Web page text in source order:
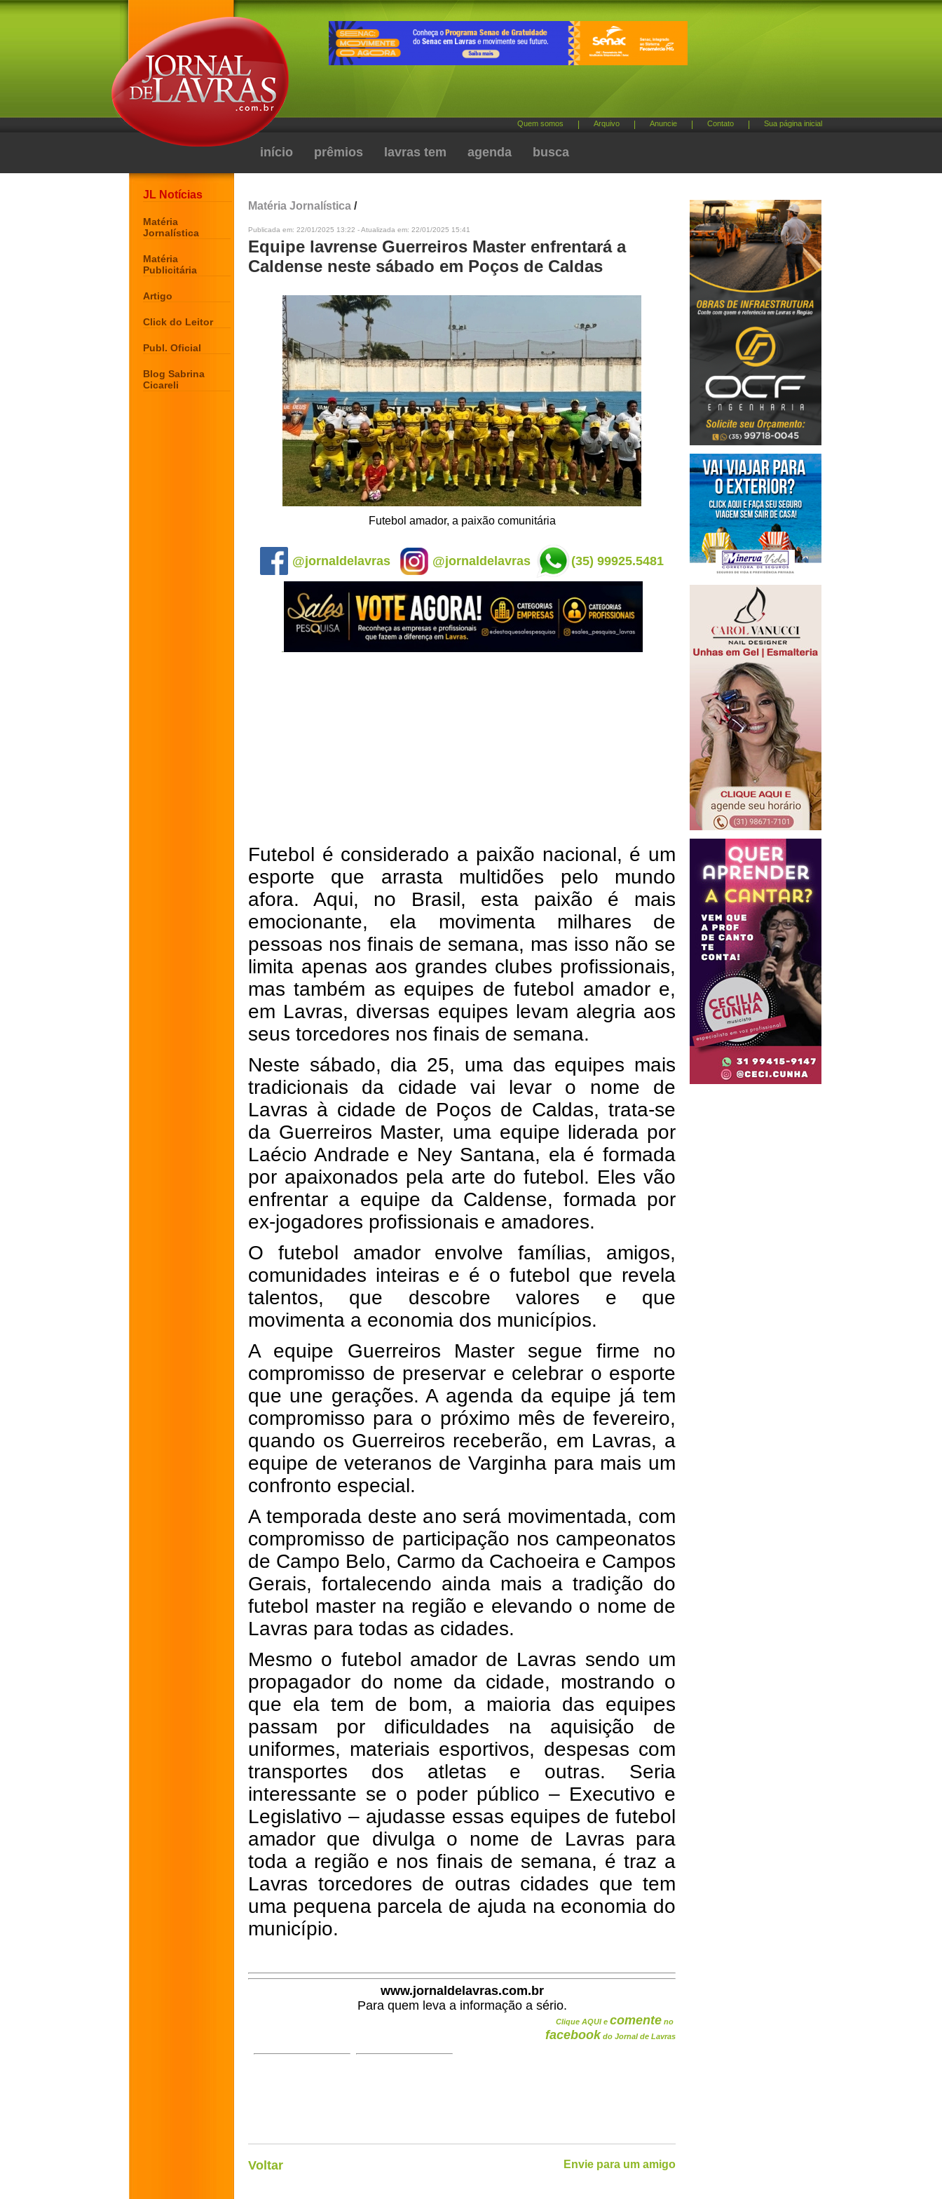
Quem somos Arquivo Anuncie Contato Sua página inicial
início prêmios lavras tem agenda busca
JL Notícias
Matéria
Jornalística
Matéria
Publicitária
Artigo
Click do Leitor
Publ. Oficial
Blog Sabrina
Cicareli
Matéria Jornalística /
Publicada em: 22/01/2025 13:22 - Atualizada em: 22/01/2025 15:41
Equipe lavrense Guerreiros Master enfrentará a
Caldense neste sábado em Poços de Caldas
Futebol amador, a paixão comunitária
@jornaldelavras @jornaldelavras (35) 99925.5481
Futebol é considerado a paixão nacional, é um
esporte que arrasta multidões pelo mundo
afora. Aqui, no Brasil, esta paixão é mais
emocionante, ela movimenta milhares de
pessoas nos finais de semana, mas isso não se
limita apenas aos grandes clubes profissionais,
mas também as equipes de futebol amador e,
em Lavras, diversas equipes levam alegria aos
seus torcedores nos finais de semana.
Neste sábado, dia 25, uma das equipes mais
tradicionais da cidade vai levar o nome de
Lavras à cidade de Poços de Caldas, trata-se
da Guerreiros Master, uma equipe liderada por
Laécio Andrade e Ney Santana, ela é formada
por apaixonados pela arte do futebol. Eles vão
enfrentar a equipe da Caldense, formada por
ex-jogadores profissionais e amadores.
O futebol amador envolve famílias, amigos,
comunidades inteiras e é o futebol que revela
talentos, que descobre valores e que
movimenta a economia dos municípios.
A equipe Guerreiros Master segue firme no
compromisso de preservar e celebrar o esporte
que une gerações. A agenda da equipe já tem
compromisso para o próximo mês de fevereiro,
quando os Guerreiros receberão, em Lavras, a
equipe de veteranos de Varginha para mais um
confronto especial.
A temporada deste ano será movimentada, com
compromisso de participação nos campeonatos
de Campo Belo, Carmo da Cachoeira e Campos
Gerais, fortalecendo ainda mais a tradição do
futebol master na região e elevando o nome de
Lavras para todas as cidades.
Mesmo o futebol amador de Lavras sendo um
propagador do nome da cidade, mostrando o
que ela tem de bom, a maioria das equipes
passam por dificuldades na aquisição de
uniformes, materiais esportivos, despesas com
transportes dos atletas e outras. Seria
interessante se o poder público – Executivo e
Legislativo – ajudasse essas equipes de futebol
amador que divulga o nome de Lavras para
toda a região e nos finais de semana, é traz a
Lavras torcedores de outras cidades que tem
uma pequena parcela de ajuda na economia do
município.
www.jornaldelavras.com.br
Para quem leva a informação a sério.
Clique AQUI e comente no
facebook do Jornal de Lavras
Voltar Envie para um amigo